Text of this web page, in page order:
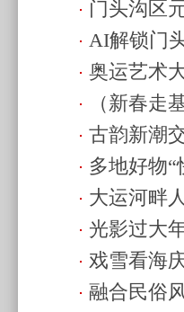
(2026.3.6
门头沟区
12:53)
AI解锁门
奥运艺术
相米兰和
（新春走
感受古今
古韵新潮
11:19)
多地好物
(2026.2.16
大运河畔
幕
光影过大
(2026.2.14
戏雪看海
20:23)
融合民俗